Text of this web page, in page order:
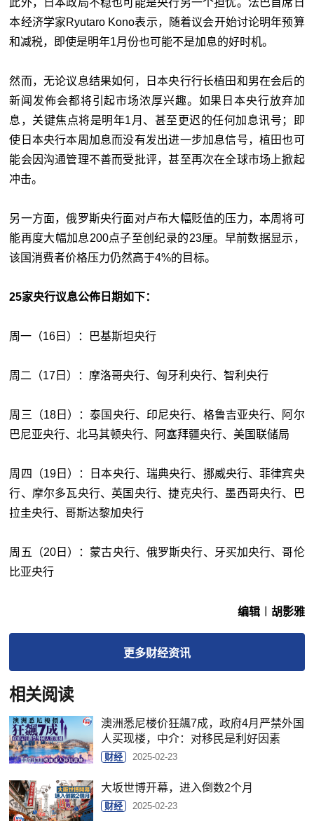
此外，日本政局不稳也可能是央行另一个担忧。法巴首席日
本经济学家Ryutaro Kono表示，随着议会开始讨论明年预算
和减税，即使是明年1月份也可能不是加息的好时机。
然而，无论议息结果如何，日本央行行长植田和男在会后的
新闻发佈会都将引起市场浓厚兴趣。如果日本央行放弃加
息，关键焦点将是明年1月、甚至更迟的任何加息讯号；即
使日本央行本周加息而没有发出进一步加息信号，植田也可
能会因沟通管理不善而受批评，甚至再次在全球市场上掀起
冲击。
另一方面，俄罗斯央行面对卢布大幅贬值的压力，本周将可
能再度大幅加息200点子至创纪录的23厘。早前数据显示，
该国消费者价格压力仍然高于4%的目标。
25家央行议息公佈日期如下：
周一（16日）：巴基斯坦央行
周二（17日）：摩洛哥央行、匈牙利央行、智利央行
周三（18日）：泰国央行、印尼央行、格鲁吉亚央行、阿尔
巴尼亚央行、北马其顿央行、阿塞拜疆央行、美国联储局
周四（19日）：日本央行、瑞典央行、挪威央行、菲律宾央
行、摩尔多瓦央行、英国央行、捷克央行、墨西哥央行、巴
拉圭央行、哥斯达黎加央行
周五（20日）：蒙古央行、俄罗斯央行、牙买加央行、哥伦
比亚央行
编辑︱胡影雅
更多财经资讯
相关阅读
澳洲悉尼楼价狂飊7成，政府4月严禁外国
人买现楼，中介：对移民是利好因素
财经 2025-02-23
大坂世博开幕，进入倒数2个月
财经 2025-02-23